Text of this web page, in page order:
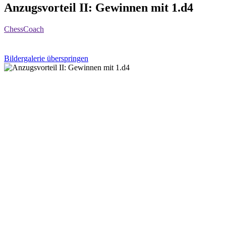
Anzugsvorteil II: Gewinnen mit 1.d4
ChessCoach
Bildergalerie überspringen